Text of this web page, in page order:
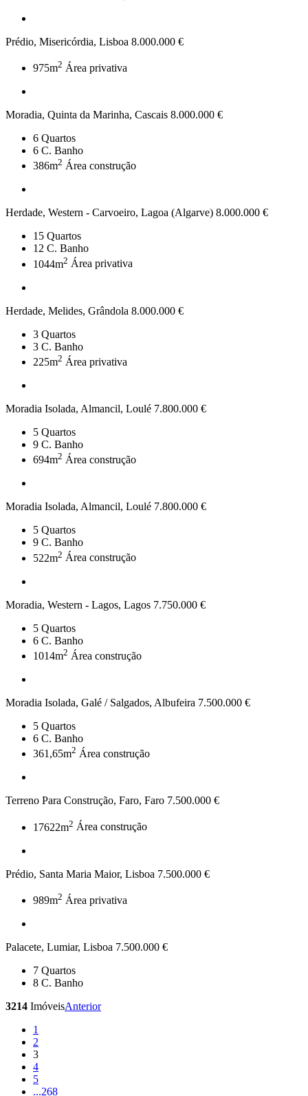
Prédio, Misericórdia, Lisboa 8.000.000 €
975m2 Área privativa
Moradia, Quinta da Marinha, Cascais 8.000.000 €
6 Quartos
6 C. Banho
386m2 Área construção
Herdade, Western - Carvoeiro, Lagoa (Algarve) 8.000.000 €
15 Quartos
12 C. Banho
1044m2 Área privativa
Herdade, Melides, Grândola 8.000.000 €
3 Quartos
3 C. Banho
225m2 Área privativa
Moradia Isolada, Almancil, Loulé 7.800.000 €
5 Quartos
9 C. Banho
694m2 Área construção
Moradia Isolada, Almancil, Loulé 7.800.000 €
5 Quartos
9 C. Banho
522m2 Área construção
Moradia, Western - Lagos, Lagos 7.750.000 €
5 Quartos
6 C. Banho
1014m2 Área construção
Moradia Isolada, Galé / Salgados, Albufeira 7.500.000 €
5 Quartos
6 C. Banho
361,65m2 Área construção
Terreno Para Construção, Faro, Faro 7.500.000 €
17622m2 Área construção
Prédio, Santa Maria Maior, Lisboa 7.500.000 €
989m2 Área privativa
Palacete, Lumiar, Lisboa 7.500.000 €
7 Quartos
8 C. Banho
3214 ImóveisAnterior
1
2
3
4
5
...268